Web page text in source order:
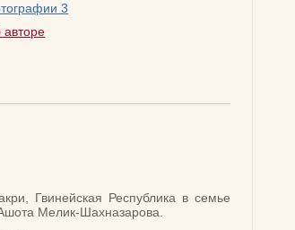
3
Гвинейская Республика в семье
Мелик-Шахназарова.